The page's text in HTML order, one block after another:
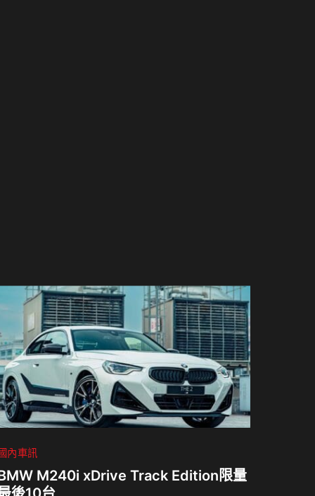
內車訊
M240i xDrive Track Edition限量